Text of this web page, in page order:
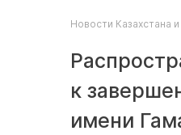
Новости Казахстана
к
имени